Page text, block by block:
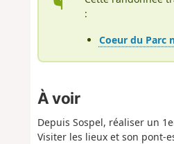
:
Coeur du Parc
À voir
Depuis Sospel, réaliser un
Visiter les lieux et son pont-